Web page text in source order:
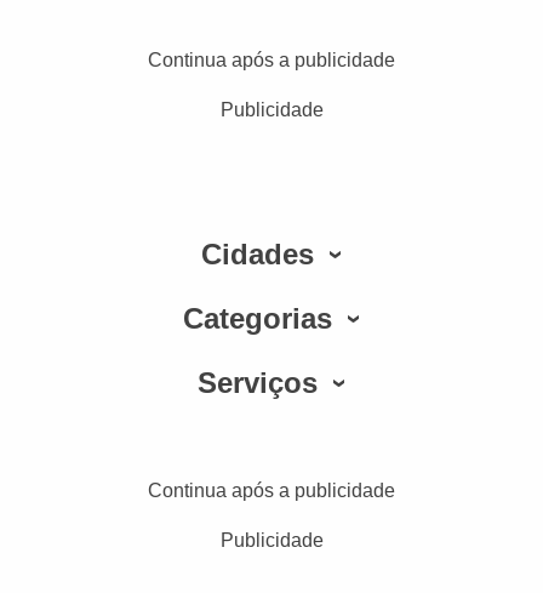
Continua após a publicidade
Publicidade
Cidades
Categorias
Serviços
Continua após a publicidade
Publicidade